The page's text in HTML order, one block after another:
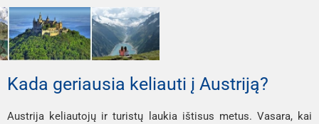
Kada geriausia keliauti į Austriją?
Austrija keliautojų ir turistų laukia ištisus metus. Vasara, kai